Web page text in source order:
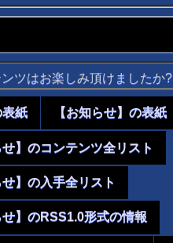
ンツはお楽しみ頂けましたか?
紙 【お知らせ】の表紙
せ】のコンテンツ全リスト
せ】の入手全リスト
せ】のRSS1.0形式の情報